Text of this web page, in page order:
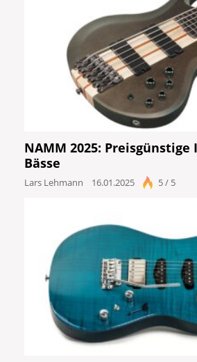
NAMM 2025: Preisgünstige
Bässe
Lars Lehmann 16.01.2025 5 / 5